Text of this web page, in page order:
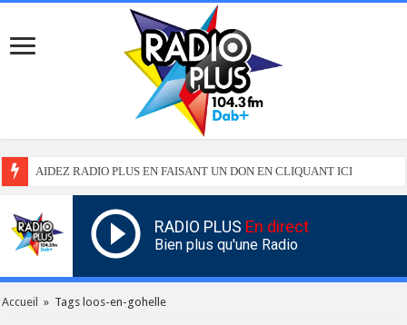
AIDEZ RADIO PLUS EN FAISANT UN DON EN CLIQUANT ICI
RADIO PLUS En direct
Bien plus qu'une Radio
Accueil » Tags loos-en-gohelle